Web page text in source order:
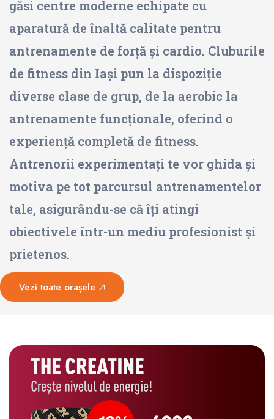
găsi centre moderne echipate cu
aparatură de înaltă calitate pentru
antrenamente de forță și cardio. Cluburile
de fitness din Iași pun la dispoziție
diverse clase de grup, de la aerobic la
antrenamente funcționale, oferind o
experiență completă de fitness.
Antrenorii experimentați te vor ghida și
motiva pe tot parcursul antrenamentelor
tale, asigurându-se că îți atingi
obiectivele într-un mediu profesionist și
prietenos.
Vezi toate orașele